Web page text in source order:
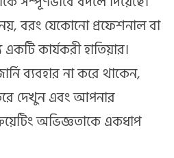
বরং যেকোনো প্রফেশনাল বা
কার্যকরী হাতিয়ার।
ব্যবহার না করে থাকেন,
দেখুন এবং আপনার
অভিজ্ঞতাকে একধাপ